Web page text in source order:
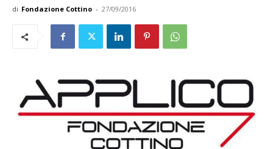
di Fondazione Cottino - 27/09/2016